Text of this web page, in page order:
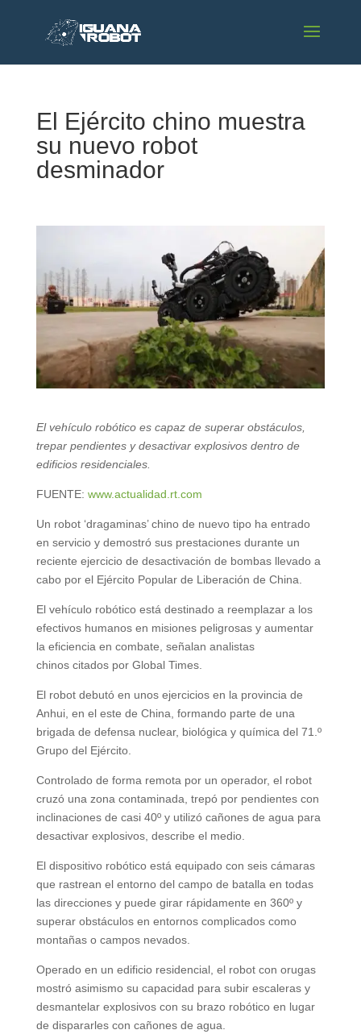
El Ejército chino muestra
su nuevo robot
desminador
El vehículo robótico es capaz de superar obstáculos,
trepar pendientes y desactivar explosivos dentro de
edificios residenciales.
FUENTE: www.actualidad.rt.com
Un robot ‘dragaminas’ chino de nuevo tipo ha entrado
en servicio y demostró sus prestaciones durante un
reciente ejercicio de desactivación de bombas llevado a
cabo por el Ejército Popular de Liberación de China.
El vehículo robótico está destinado a reemplazar a los
efectivos humanos en misiones peligrosas y aumentar
la eficiencia en combate, señalan analistas
chinos citados por Global Times.
El robot debutó en unos ejercicios en la provincia de
Anhui, en el este de China, formando parte de una
brigada de defensa nuclear, biológica y química del 71.º
Grupo del Ejército.
Controlado de forma remota por un operador, el robot
cruzó una zona contaminada, trepó por pendientes con
inclinaciones de casi 40º y utilizó cañones de agua para
desactivar explosivos, describe el medio.
El dispositivo robótico está equipado con seis cámaras
que rastrean el entorno del campo de batalla en todas
las direcciones y puede girar rápidamente en 360º y
superar obstáculos en entornos complicados como
montañas o campos nevados.
Operado en un edificio residencial, el robot con orugas
mostró asimismo su capacidad para subir escaleras y
desmantelar explosivos con su brazo robótico en lugar
de dispararles con cañones de agua.